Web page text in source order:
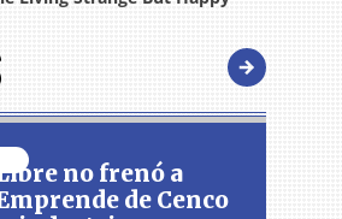
no frenó a
de Cenco